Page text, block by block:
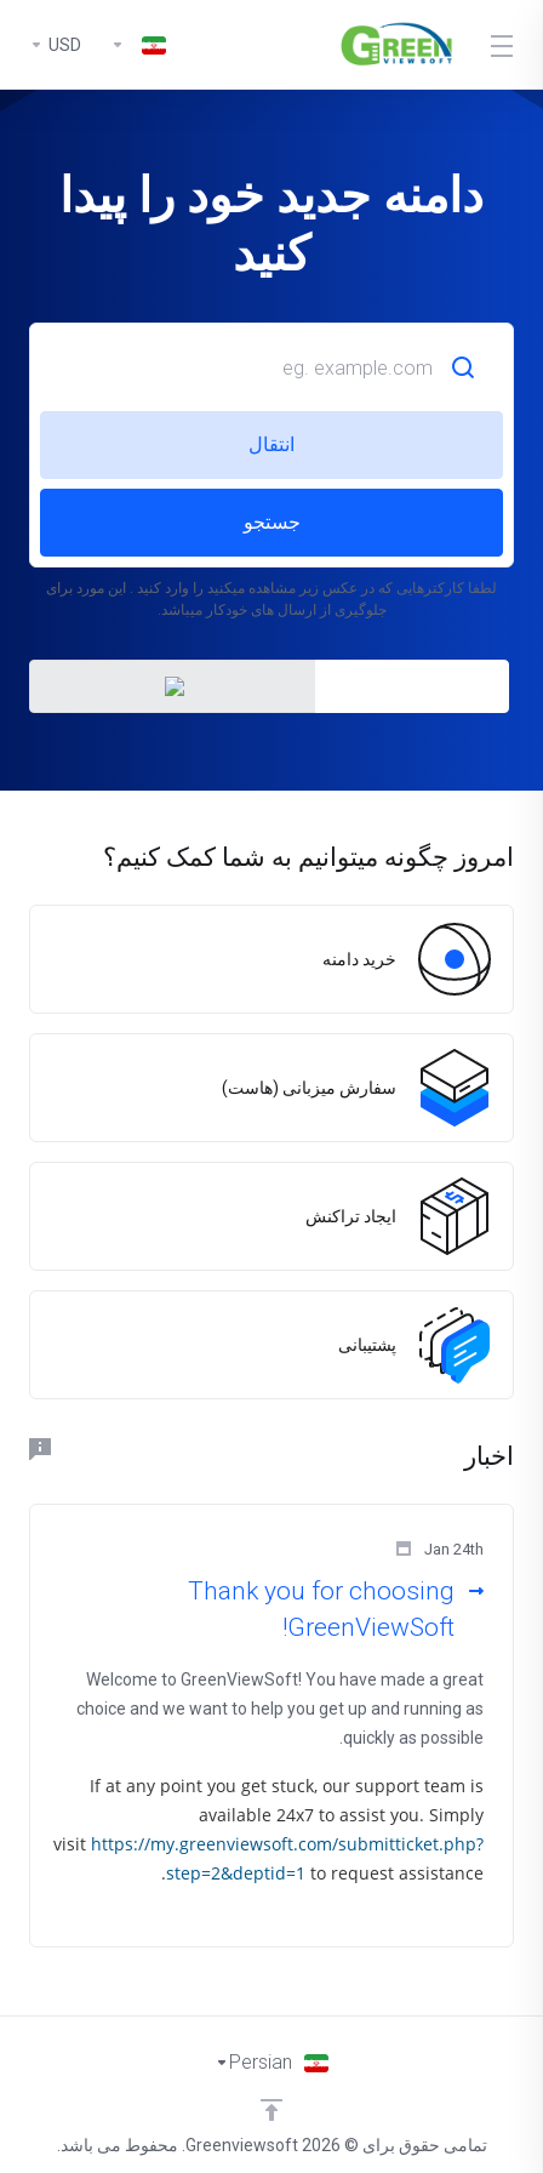
USD
دامنه جدید خود را پیدا
کنید
انتقال
جستجو
لطفا کارکترهایی که در عکس زیر مشاهده میکنید را وارد کنید . این مورد برای
جلوگیری از ارسال های خودکار میباشد.
امروز چگونه میتوانیم به شما کمک کنیم؟
خرید دامنه
سفارش میزبانی (هاست)
ایجاد تراکنش
پشتیبانی
اخبار
Jan 24th
Thank you for choosing
GreenViewSoft!
Welcome to GreenViewSoft! You have made a great
choice and we want to help you get up and running as
quickly as possible.
If at any point you get stuck, our support team is
available 24x7 to assist you. Simply
visit https://my.greenviewsoft.com/submitticket.php?
step=2&deptid=1 to request assistance.
تمامی حقوق برای © 2026 Greenviewsoft. محفوط می باشد.
Persian